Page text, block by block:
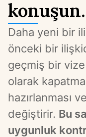
konuşun.
Daha yeni bir
önceki bir
geçmiş bir
olarak
hazırlanması
değiştirir. Bu
uygunluk